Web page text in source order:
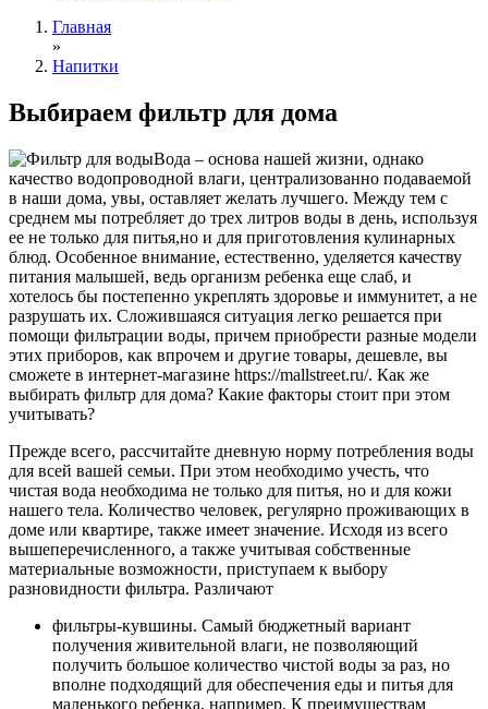
Главная
»
Напитки
Выбираем фильтр для дома
Вода – основа нашей жизни, однако
качество водопроводной влаги, централизованно подаваемой
в наши дома, увы, оставляет желать лучшего. Между тем с
среднем мы потребляет до трех литров воды в день, используя
ее не только для питья,но и для приготовления кулинарных
блюд. Особенное внимание, естественно, уделяется качеству
питания малышей, ведь организм ребенка еще слаб, и
хотелось бы постепенно укреплять здоровье и иммунитет, а не
разрушать их. Сложившаяся ситуация легко решается при
помощи фильтрации воды, причем приобрести разные модели
этих приборов, как впрочем и другие товары, дешевле, вы
сможете в интернет-магазине https://mallstreet.ru/. Как же
выбирать фильтр для дома? Какие факторы стоит при этом
учитывать?
Прежде всего, рассчитайте дневную норму потребления воды
для всей вашей семьи. При этом необходимо учесть, что
чистая вода необходима не только для питья, но и для кожи
нашего тела. Количество человек, регулярно проживающих в
доме или квартире, также имеет значение. Исходя из всего
вышеперечисленного, а также учитывая собственные
материальные возможности, приступаем к выбору
разновидности фильтра. Различают
фильтры-кувшины. Самый бюджетный вариант
получения живительной влаги, не позволяющий
получить большое количество чистой воды за раз, но
вполне подходящий для обеспечения еды и питья для
маленького ребенка, например. К преимуществам